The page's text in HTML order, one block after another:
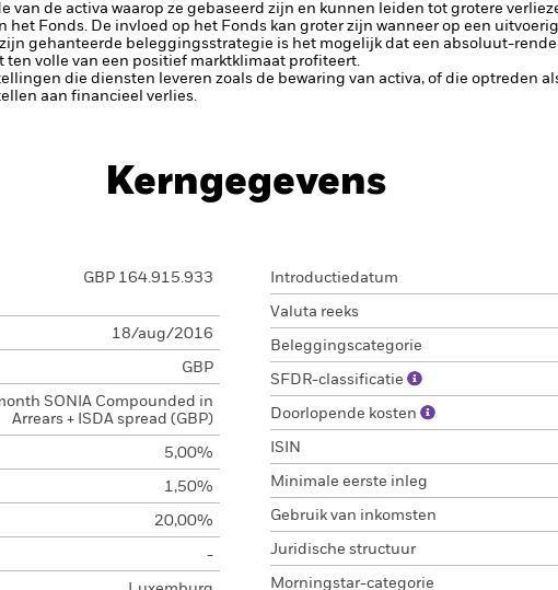
van de activa waarop ze gebaseerd zijn en kunnen leiden tot grotere
het Fonds. De invloed op het Fonds kan groter zijn wanneer op een
gehanteerde beleggingsstrategie is het mogelijk dat een absoluut-
volle van een positief marktklimaat profiteert.
die diensten leveren zoals de bewaring van activa, of die optreden
aan financieel verlies.
Kerngegevens
GBP 164.915.933
18/aug/2016
GBP
SONIA Compounded in
Arrears + ISDA spread (GBP)
5,00%
1,50%
20,00%
-
Introductiedatum
Valuta reeks
Beleggingscategorie
SFDR-classificatie
Doorlopende kosten
ISIN
Minimale eerste inleg
Gebruik van inkomsten
Juridische structuur
Morningstar-categorie